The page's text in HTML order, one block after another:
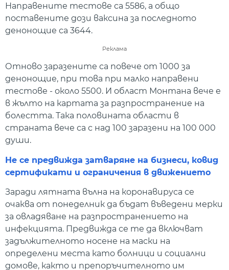
Направените тестове са 5586, а общо
поставените дози ваксина за последното
денонощие са 3644.
Реклама
Отново заразените са повече от 1000 за
денонощие, при това при малко направени
тестове - около 5500. И област Монтана вече е
в жълто на картата за разпространение на
болестта. Така половината области в
страната вече са с над 100 заразени на 100 000
души.
Не се предвижда затваряне на бизнеси, ковид
сертификати и ограничения в движението
Заради лятната вълна на коронавируса се
очаква от понеделник да бъдат въведени мерки
за овладяване на разпространението на
инфекцията. Предвижда се те да включват
задължителното носене на маски на
определени места като болници и социални
домове, както и препоръчителното им